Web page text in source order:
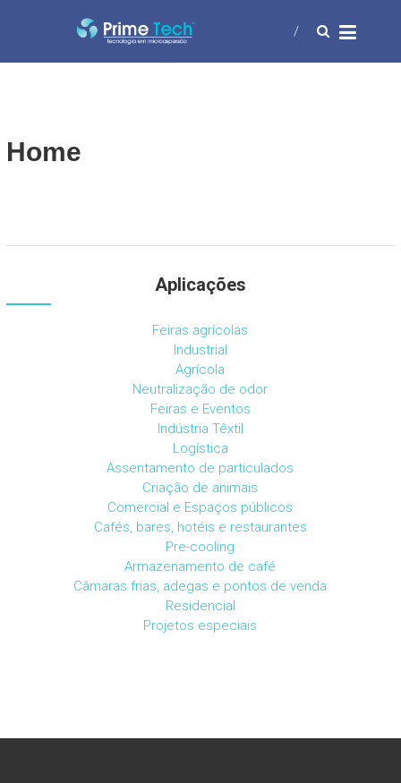
PRIME TECH
Tecnologia em microaspersão
Home
Aplicações
Feiras agrícolas
Industrial
Agrícola
Neutralização de odor
Feiras e Eventos
Indústria Têxtil
Logística
Assentamento de particulados
Criação de animais
Comercial e Espaços públicos
‎Cafés, bares, hotéis e restaurantes
Pre-cooling
Armazenamento de café
Câmaras frias, adegas e pontos de venda
Residencial
Projetos especiais